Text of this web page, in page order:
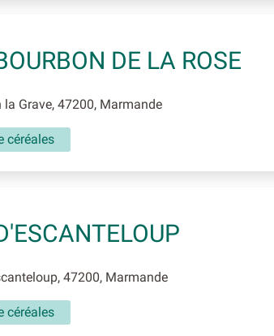
DE LA ROSE
la Grave, 47200, Marmande
céréales
47200, Marmande
céréales